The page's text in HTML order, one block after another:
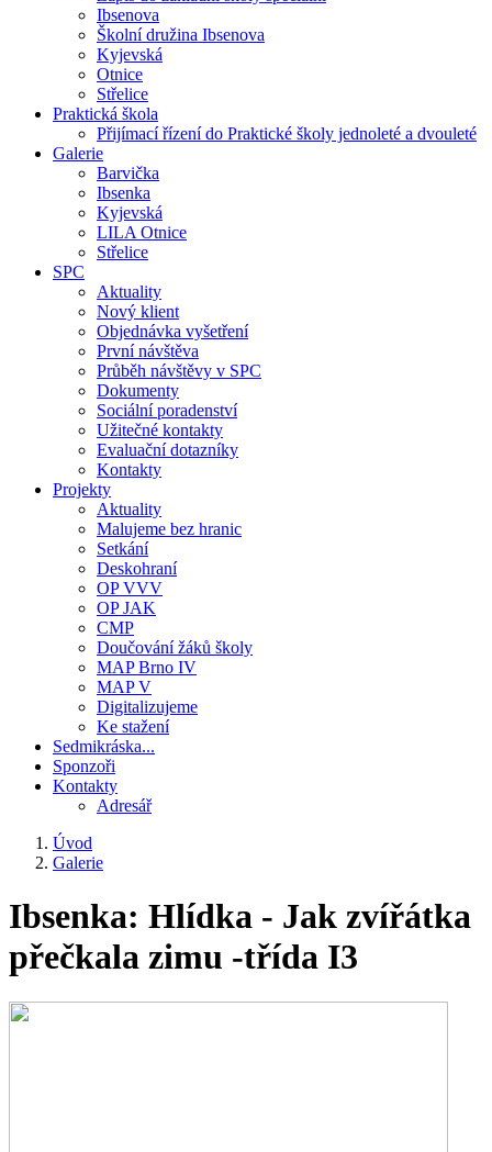
Ibsenova
Školní družina Ibsenova
Kyjevská
Otnice
Střelice
Praktická škola
Přijímací řízení do Praktické školy jednoleté a dvouleté
Galerie
Barvička
Ibsenka
Kyjevská
LILA Otnice
Střelice
SPC
Aktuality
Nový klient
Objednávka vyšetření
První návštěva
Průběh návštěvy v SPC
Dokumenty
Sociální poradenství
Užitečné kontakty
Evaluační dotazníky
Kontakty
Projekty
Aktuality
Malujeme bez hranic
Setkání
Deskohraní
OP VVV
OP JAK
CMP
Doučování žáků školy
MAP Brno IV
MAP V
Digitalizujeme
Ke stažení
Sedmikráska...
Sponzoři
Kontakty
Adresář
Drobečková
navigace
Úvod
Galerie
Ibsenka: Hlídka - Jak zvířátka
přečkala zimu -třída I3